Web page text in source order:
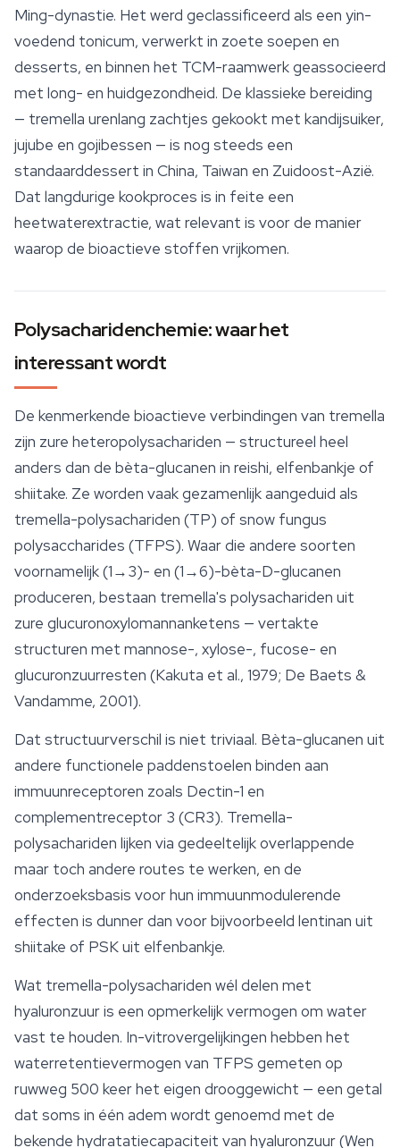
Ming-dynastie. Het werd geclassificeerd als een yin-
voedend tonicum, verwerkt in zoete soepen en
desserts, en binnen het TCM-raamwerk geassocieerd
met long- en huidgezondheid. De klassieke bereiding
— tremella urenlang zachtjes gekookt met kandijsuiker,
jujube en gojibessen — is nog steeds een
standaarddessert in China, Taiwan en Zuidoost-Azië.
Dat langdurige kookproces is in feite een
heetwaterextractie, wat relevant is voor de manier
waarop de bioactieve stoffen vrijkomen.
Polysacharidenchemie: waar het
interessant wordt
De kenmerkende bioactieve verbindingen van tremella
zijn zure heteropolysachariden — structureel heel
anders dan de bèta-glucanen in reishi, elfenbankje of
shiitake. Ze worden vaak gezamenlijk aangeduid als
tremella-polysachariden (TP) of snow fungus
polysaccharides (TFPS). Waar die andere soorten
voornamelijk (1→3)- en (1→6)-bèta-D-glucanen
produceren, bestaan tremella's polysachariden uit
zure glucuronoxylomannanketens — vertakte
structuren met mannose-, xylose-, fucose- en
glucuronzuurresten (Kakuta et al., 1979; De Baets &
Vandamme, 2001).
Dat structuurverschil is niet triviaal. Bèta-glucanen uit
andere functionele paddenstoelen binden aan
immuunreceptoren zoals Dectin-1 en
complementreceptor 3 (CR3). Tremella-
polysachariden lijken via gedeeltelijk overlappende
maar toch andere routes te werken, en de
onderzoeksbasis voor hun immuunmodulerende
effecten is dunner dan voor bijvoorbeeld lentinan uit
shiitake of PSK uit elfenbankje.
Wat tremella-polysachariden wél delen met
hyaluronzuur is een opmerkelijk vermogen om water
vast te houden. In-vitrovergelijkingen hebben het
waterretentievermogen van TFPS gemeten op
ruwweg 500 keer het eigen drooggewicht — een getal
dat soms in één adem wordt genoemd met de
bekende hydratatiecapaciteit van hyaluronzuur (Wen